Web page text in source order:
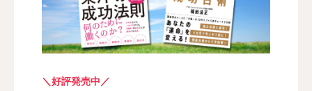
＼好評発売中／